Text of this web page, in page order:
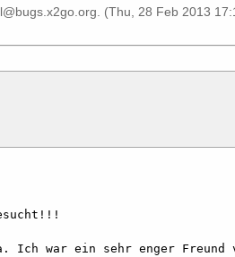
. (Thu, 28 Feb 2013
Ich war ein sehr enger